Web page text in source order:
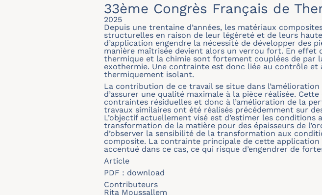
33ème Congrès Français de
2025
Depuis une trentaine d’années, les matériaux
structurelles en raison de leur légèreté et de leurs
d’application engendre la nécessité de développer des
manière maîtrisée devient alors un verrou fort. En
thermique et la chimie sont fortement couplées de par
exothermie. Une contrainte est donc liée au contrôle et
thermiquement isolant.
La contribution de ce travail se situe dans
d’assurer une qualité maximale à la pièce réalisée.
contraintes résiduelles et donc à l’amélioration de la
travaux similaires ont été réalisés précédemment sur
L’objectif actuellement visé est d’estimer les
transformation de la matière pour des épaisseurs de
d’observer la sensibilité de la transformation aux
composite. La contrainte principale de cette
accentué dans ce cas, ce qui risque d’engendrer de
Article
PDF : download
Contributeurs
Rita Moussallem